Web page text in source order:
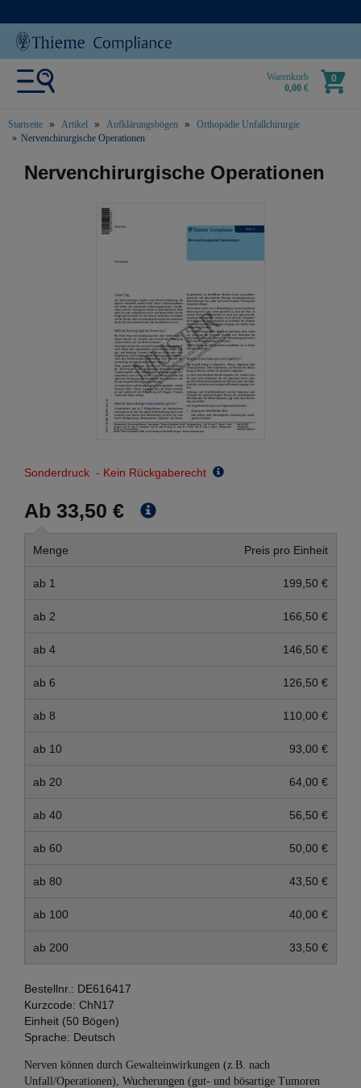
Warenkorb
0,00 €
0
Startseite Artikel Aufklärungsbögen
Orthopädie Unfallchirurgie
Nervenchirurgische Operationen
text.skipToContent
text.skipToNavigation
Nervenchirurgische Operationen
Sonderdruck - Kein Rückgaberecht
Ab 33,50 €
Menge Preis pro Einheit
ab 1 199,50 €
ab 2 166,50 €
ab 4 146,50 €
ab 6 126,50 €
ab 8 110,00 €
ab 10 93,00 €
ab 20 64,00 €
ab 40 56,50 €
ab 60 50,00 €
ab 80 43,50 €
ab 100 40,00 €
ab 200 33,50 €
Bestellnr.: DE616417
Kurzcode: ChN17
Einheit (50 Bögen)
Sprache: Deutsch
Nerven können durch Gewalteinwirkungen (z.B. nach
Unfall/Operationen), Wucherungen (gut- und bösartige Tumoren